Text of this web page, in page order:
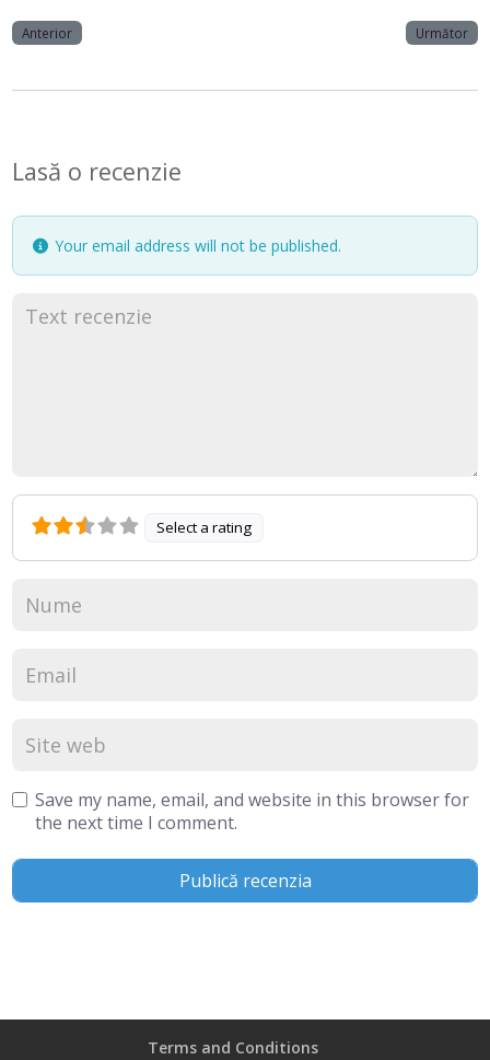
Anterior Următor
Lasă o recenzie
Your email address will not be published.
Select a rating
Save my name, email, and website in this browser for
the next time I comment.
Terms and Conditions